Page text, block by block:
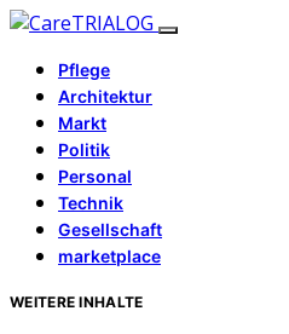
Pflege
Architektur
Markt
Politik
Personal
Technik
Gesellschaft
marketplace
WEITERE INHALTE